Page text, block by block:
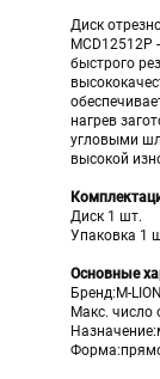
Диск
MCD12512P
быстрого
нагрев
угловыми
высокой
Диск 1 шт.
Упаковка 1
Основные
Бренд:M-LION
Макс. число